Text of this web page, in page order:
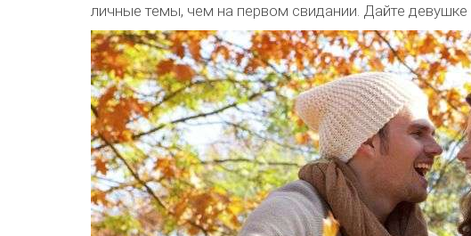
личные темы, чем на первом свидании. Дайте